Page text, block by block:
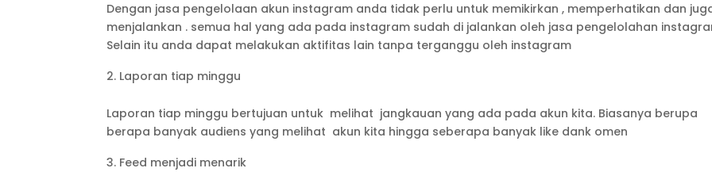
Dengan jasa pengelolaan akun instagram anda tidak perlu untuk memikirkan , memperhatikan dan
menjalankan . semua hal yang ada pada instagram sudah di jalankan oleh jasa pengelolahan
Selain itu anda dapat melakukan aktifitas lain tanpa terganggu oleh instagram
Laporan tiap minggu
Laporan tiap minggu bertujuan untuk melihat jangkauan yang ada pada akun kita. Biasanya berupa
berapa banyak audiens yang melihat akun kita hingga seberapa banyak like dank omen
Feed menjadi menarik